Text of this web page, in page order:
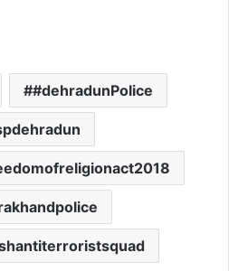
#dehradunPolice